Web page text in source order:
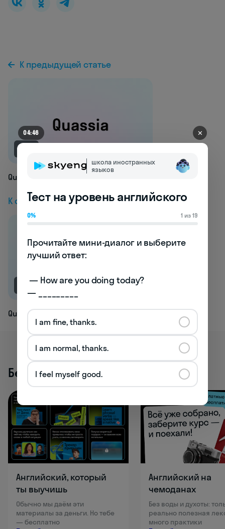
К предыдущей статье
Quassia
К следующей статье
Quavering
Бесплатные активности
Английский, который
ты выучишь
Обычно мы даём эти
материалы за деньги. Но тебе
— бесплатно
Английский на
чемоданах
Без воды и духоты:
реально полезная
много практики
04:41 ✕
школа иностранных
языков
Тест на уровень английского
0% 1 из 19
Прочитайте мини-диалог и выберите
лучший ответ:
— _________
I am fine, thanks.
I am normal, thanks.
I feel myself good.